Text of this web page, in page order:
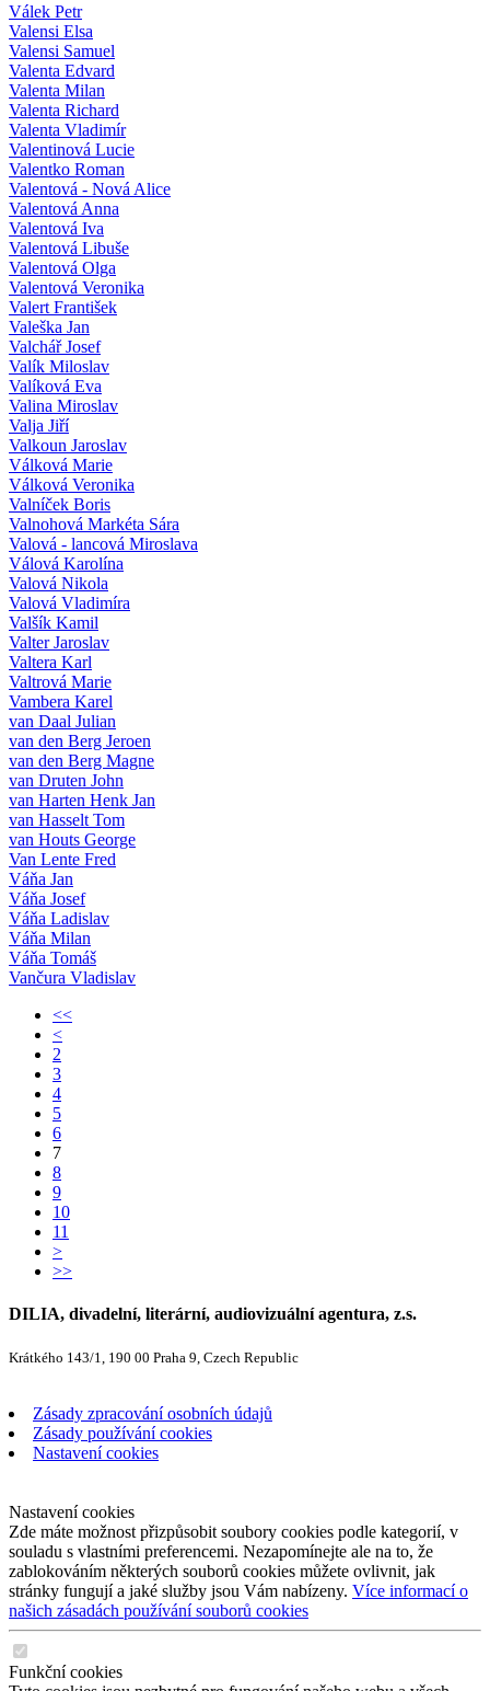
Válek Petr
Valensi Elsa
Valensi Samuel
Valenta Edvard
Valenta Milan
Valenta Richard
Valenta Vladimír
Valentinová Lucie
Valentko Roman
Valentová - Nová Alice
Valentová Anna
Valentová Iva
Valentová Libuše
Valentová Olga
Valentová Veronika
Valert František
Valeška Jan
Valchář Josef
Valík Miloslav
Valíková Eva
Valina Miroslav
Valja Jiří
Valkoun Jaroslav
Válková Marie
Válková Veronika
Valníček Boris
Valnohová Markéta Sára
Valová - lancová Miroslava
Válová Karolína
Valová Nikola
Valová Vladimíra
Valšík Kamil
Valter Jaroslav
Valtera Karl
Valtrová Marie
Vambera Karel
van Daal Julian
van den Berg Jeroen
van den Berg Magne
van Druten John
van Harten Henk Jan
van Hasselt Tom
van Houts George
Van Lente Fred
Váňa Jan
Váňa Josef
Váňa Ladislav
Váňa Milan
Váňa Tomáš
Vančura Vladislav
<<
<
2
3
4
5
6
7
8
9
10
11
>
>>
DILIA, divadelní, literární, audiovizuální agentura, z.s.
Krátkého 143/1, 190 00 Praha 9, Czech Republic
Zásady zpracování osobních údajů
Zásady používání cookies
Nastavení cookies
Nastavení cookies
Zde máte možnost přizpůsobit soubory cookies podle kategorií, v
souladu s vlastními preferencemi. Nezapomínejte ale na to, že
zablokováním některých souborů cookies můžete ovlivnit, jak
stránky fungují a jaké služby jsou Vám nabízeny. Více informací o
našich zásadách používání souborů cookies
Funkční cookies